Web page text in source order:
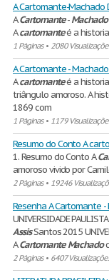
A Cartomante-Machado
ACartomante-Machado
Acartomanteé a
1 Páginas• 2080
A Cartomante -
Acartomanteé a
triângulo amoroso. A
1869 com
1 Páginas• 1179
Resumo do Conto A
1. Resumo do Conto A
amoroso vivido por
2 Páginas• 19246
Resenha A Cartomante
UNIVERSIDADE
AssisSantos 2015
ACartomante Machado
2 Páginas• 6407